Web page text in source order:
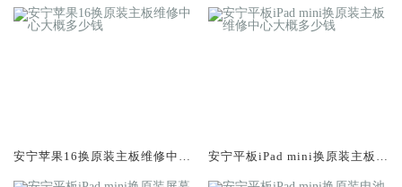
安宁苹果16换原装主板维修中心
安宁平板iPad mini换原装主板维